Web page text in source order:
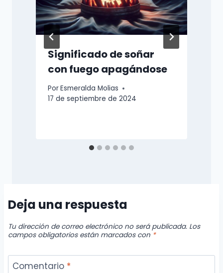
Significado de soñar
con fuego apagándose
PorEsmeralda Molias
17 de septiembre de 2024
Deja una respuesta
Tu dirección de correo electrónico no será publicada. Los
campos obligatorios están marcados con *
Comentario *